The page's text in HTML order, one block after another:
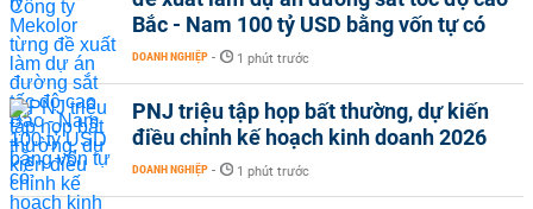
Bắc - Nam 100 tỷ USD bằng vốn tự có
DOANH NGHIỆP - 1 phút trước
PNJ triệu tập họp bất thường, dự kiến
điều chỉnh kế hoạch kinh doanh 2026
DOANH NGHIỆP - 1 phút trước